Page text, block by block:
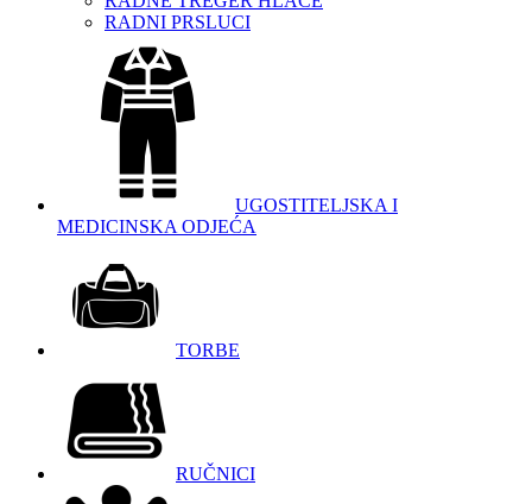
RADNI PRSLUCI
UGOSTITELJSKA I
MEDICINSKA ODJEĆA
TORBE
RUČNICI